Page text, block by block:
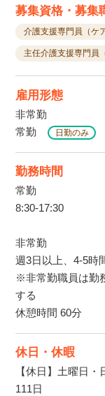
募集資格・募集
介護支援専門員（ケ
主任介護支援専門員
雇用形態
非常勤
常勤
日勤のみ
勤務時間
常勤
8:30-17:30
非常勤
週3日以上、4-5時
※非常勤職員は勤
する
休憩時間 60分
休日・休暇
【休日】土曜日
111日